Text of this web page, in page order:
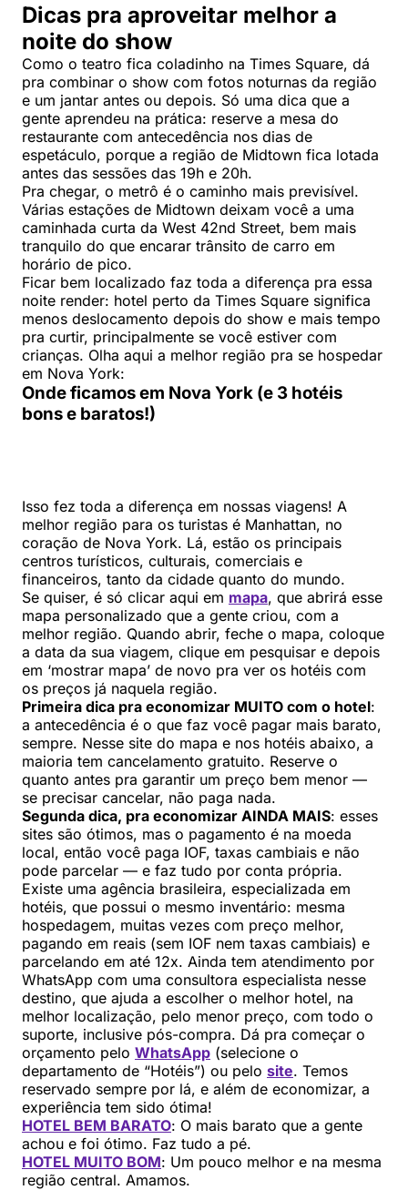
Dicas pra aproveitar melhor a
noite do show
Como o teatro fica coladinho na Times Square, dá
pra combinar o show com fotos noturnas da região
e um jantar antes ou depois. Só uma dica que a
gente aprendeu na prática: reserve a mesa do
restaurante com antecedência nos dias de
espetáculo, porque a região de Midtown fica lotada
antes das sessões das 19h e 20h.
Pra chegar, o metrô é o caminho mais previsível.
Várias estações de Midtown deixam você a uma
caminhada curta da West 42nd Street, bem mais
tranquilo do que encarar trânsito de carro em
horário de pico.
Ficar bem localizado faz toda a diferença pra essa
noite render: hotel perto da Times Square significa
menos deslocamento depois do show e mais tempo
pra curtir, principalmente se você estiver com
crianças. Olha aqui a melhor região pra se hospedar
em Nova York:
Onde ficamos em Nova York (e 3 hotéis
bons e baratos!)
Isso fez toda a diferença em nossas viagens! A
melhor região para os turistas é Manhattan, no
coração de Nova York. Lá, estão os principais
centros turísticos, culturais, comerciais e
financeiros, tanto da cidade quanto do mundo.
Se quiser, é só clicar aqui em mapa, que abrirá esse
mapa personalizado que a gente criou, com a
melhor região. Quando abrir, feche o mapa, coloque
a data da sua viagem, clique em pesquisar e depois
em ‘mostrar mapa’ de novo pra ver os hotéis com
os preços já naquela região.
Primeira dica pra economizar MUITO com o hotel:
a antecedência é o que faz você pagar mais barato,
sempre. Nesse site do mapa e nos hotéis abaixo, a
maioria tem cancelamento gratuito. Reserve o
quanto antes pra garantir um preço bem menor —
se precisar cancelar, não paga nada.
Segunda dica, pra economizar AINDA MAIS: esses
sites são ótimos, mas o pagamento é na moeda
local, então você paga IOF, taxas cambiais e não
pode parcelar — e faz tudo por conta própria.
Existe uma agência brasileira, especializada em
hotéis, que possui o mesmo inventário: mesma
hospedagem, muitas vezes com preço melhor,
pagando em reais (sem IOF nem taxas cambiais) e
parcelando em até 12x. Ainda tem atendimento por
WhatsApp com uma consultora especialista nesse
destino, que ajuda a escolher o melhor hotel, na
melhor localização, pelo menor preço, com todo o
suporte, inclusive pós-compra. Dá pra começar o
orçamento pelo WhatsApp (selecione o
departamento de “Hotéis”) ou pelo site. Temos
reservado sempre por lá, e além de economizar, a
experiência tem sido ótima!
HOTEL BEM BARATO: O mais barato que a gente
achou e foi ótimo. Faz tudo a pé.
HOTEL MUITO BOM: Um pouco melhor e na mesma
região central. Amamos.